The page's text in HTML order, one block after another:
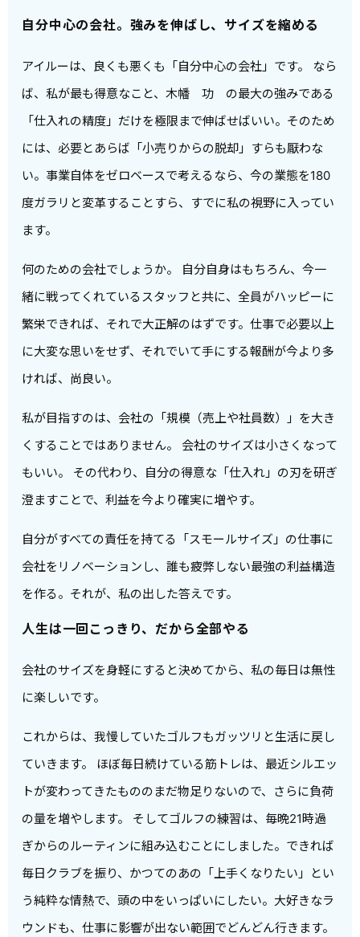
自分中心の会社。強みを伸ばし、サイズを縮める
アイルーは、良くも悪くも「自分中心の会社」です。 なら
ば、私が最も得意なこと、木幡 功 の最大の強みである
「仕入れの精度」だけを極限まで伸ばせばいい。そのため
には、必要とあらば「小売りからの脱却」すらも厭わな
い。事業自体をゼロベースで考えるなら、今の業態を180
度ガラリと変革することすら、すでに私の視野に入ってい
ます。
何のための会社でしょうか。 自分自身はもちろん、今一
緒に戦ってくれているスタッフと共に、全員がハッピーに
繁栄できれば、それで大正解のはずです。仕事で必要以上
に大変な思いをせず、それでいて手にする報酬が今より多
ければ、尚良い。
私が目指すのは、会社の「規模（売上や社員数）」を大き
くすることではありません。 会社のサイズは小さくなって
もいい。 その代わり、自分の得意な「仕入れ」の刃を研ぎ
澄ますことで、利益を今より確実に増やす。
自分がすべての責任を持てる「スモールサイズ」の仕事に
会社をリノベーションし、誰も疲弊しない最強の利益構造
を作る。それが、私の出した答えです。
人生は一回こっきり、だから全部やる
会社のサイズを身軽にすると決めてから、私の毎日は無性
に楽しいです。
これからは、我慢していたゴルフもガッツリと生活に戻し
ていきます。 ほぼ毎日続けている筋トレは、最近シルエッ
トが変わってきたもののまだ物足りないので、さらに負荷
の量を増やします。 そしてゴルフの練習は、毎晩21時過
ぎからのルーティンに組み込むことにしました。できれば
毎日クラブを振り、かつてのあの「上手くなりたい」とい
う純粋な情熱で、頭の中をいっぱいにしたい。大好きなラ
ウンドも、仕事に影響が出ない範囲でどんどん行きます。